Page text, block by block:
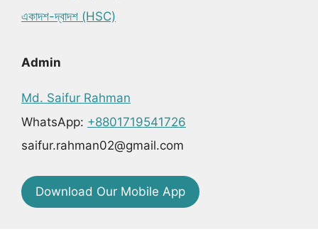
একাদশ-দ্বাদশ (HSC)
Admin
Md. Saifur Rahman
WhatsApp: +8801719541726
saifur.rahman02@gmail.com
Download Our Mobile App